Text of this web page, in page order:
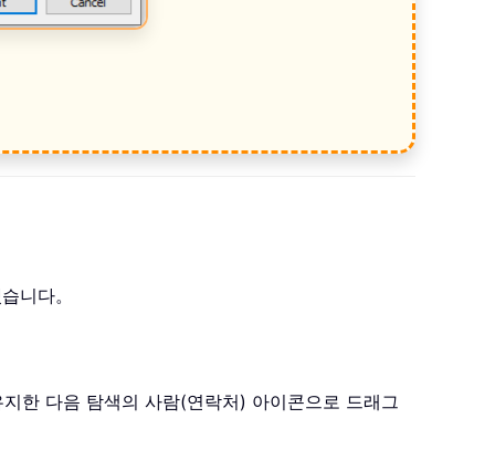
니다。
한 다음 탐색의 사람(연락처) 아이콘으로 드래그